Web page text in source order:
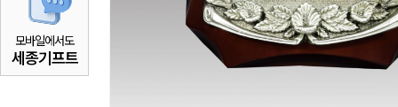
모바일에서도
세종기프트